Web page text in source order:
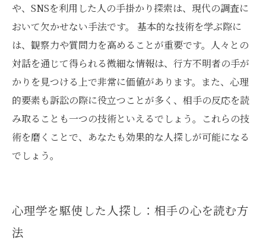
や、SNSを利用した人の手掛かり探索は、現代の調査に
おいて欠かせない手法です。 基本的な技術を学ぶ際に
は、観察力や質問力を高めることが重要です。人々との
対話を通じて得られる微細な情報は、行方不明者の手が
かりを見つける上で非常に価値があります。また、心理
的要素も訴訟の際に役立つことが多く、相手の反応を読
み取ることも一つの技術といえるでしょう。これらの技
術を磨くことで、あなたも効果的な人探しが可能になる
でしょう。
心理学を駆使した人探し：相手の心を読む方
法